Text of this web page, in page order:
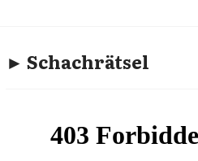
► Schachrätsel